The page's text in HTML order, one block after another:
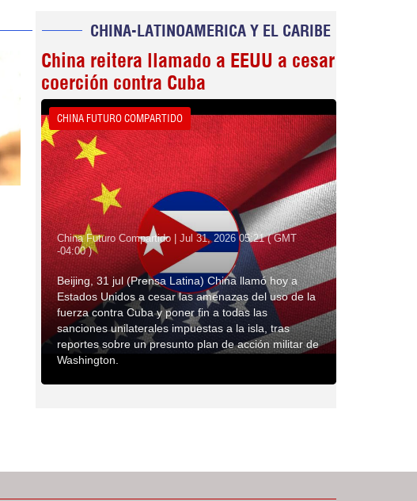
CHINA-LATINOAMERICA Y EL CARIBE
China reitera llamado a EEUU a cesar
coerción contra Cuba
CHINA FUTURO COMPARTIDO
China Futuro Compartido | Jul 31, 2026 05:21 ( GMT
-04:00 )
Beijing, 31 jul (Prensa Latina) China llamó hoy a
Estados Unidos a cesar las amenazas del uso de la
fuerza contra Cuba y poner fin a todas las
sanciones unilaterales impuestas a la isla, tras
reportes sobre un presunto plan de acción militar de
Washington.